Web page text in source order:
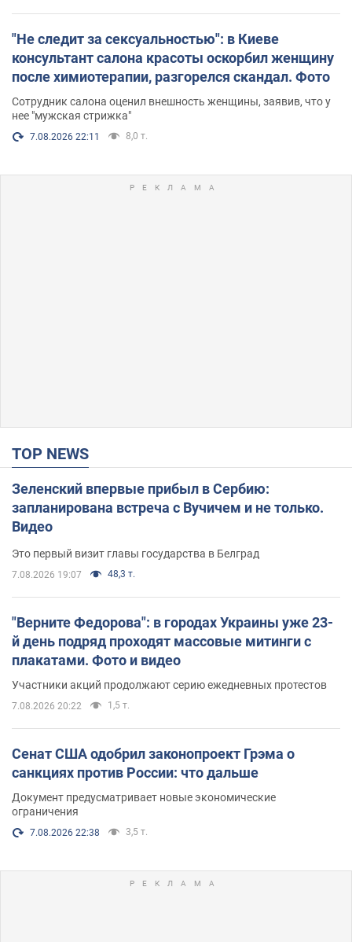
"Не следит за сексуальностью": в Киеве
консультант салона красоты оскорбил женщину
после химиотерапии, разгорелся скандал. Фото
Сотрудник салона оценил внешность женщины, заявив, что у
нее "мужская стрижка"
7.08.2026 22:11 8,0 т.
TOP NEWS
Зеленский впервые прибыл в Сербию:
запланирована встреча с Вучичем и не только.
Видео
Это первый визит главы государства в Белград
7.08.2026 19:07 48,3 т.
"Верните Федорова": в городах Украины уже 23-
й день подряд проходят массовые митинги с
плакатами. Фото и видео
Участники акций продолжают серию ежедневных протестов
7.08.2026 20:22 1,5 т.
Сенат США одобрил законопроект Грэма о
санкциях против России: что дальше
Документ предусматривает новые экономические
ограничения
7.08.2026 22:38 3,5 т.